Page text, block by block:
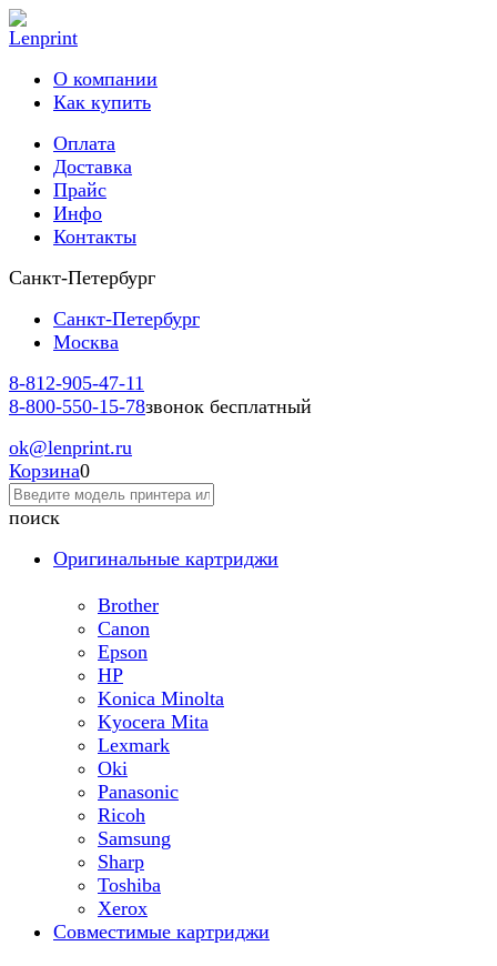
О компании
Как купить
Оплата
Доставка
Прайс
Инфо
Контакты
Санкт-Петербург
Санкт-Петербург
Москва
8-812-905-47-11
8-800-550-15-78звонок бесплатный
ok@lenprint.ru
Корзина0
поиск
Оригинальные картриджи
Brother
Canon
Epson
HP
Konica Minolta
Kyocera Mita
Lexmark
Oki
Panasonic
Ricoh
Samsung
Sharp
Toshiba
Xerox
Совместимые картриджи